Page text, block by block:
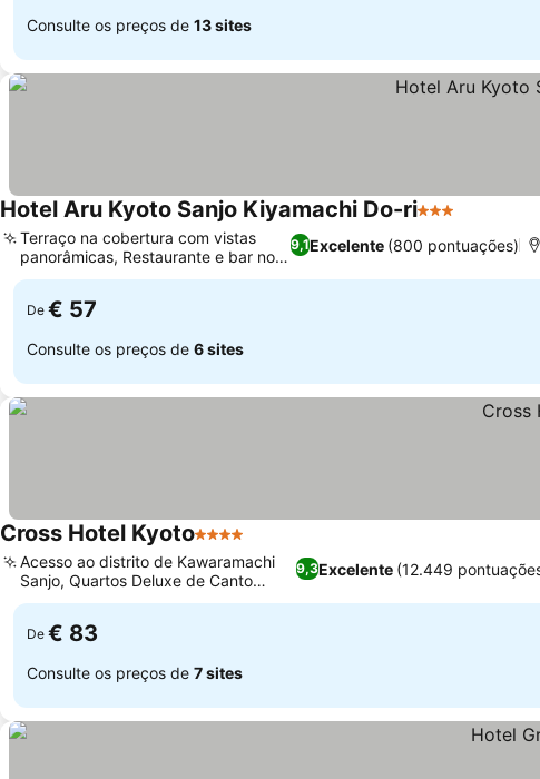
Consulte os preços de 13 sites
Hotel Aru Kyoto Sanjo Kiyamachi Do-ri3 Estrelas
9,1Excelente (800 pontuações)
Terraço na cobertura com vistas
panorâmicas, Restaurante e bar no
local
De € 57
Consulte os preços de 6 sites
Cross Hotel Kyoto4 Estrelas
9,3Excelente (12.449
Acesso ao distrito de Kawaramachi
Sanjo, Quartos Deluxe de Canto
Espaçosos
De € 83
Consulte os preços de 7 sites